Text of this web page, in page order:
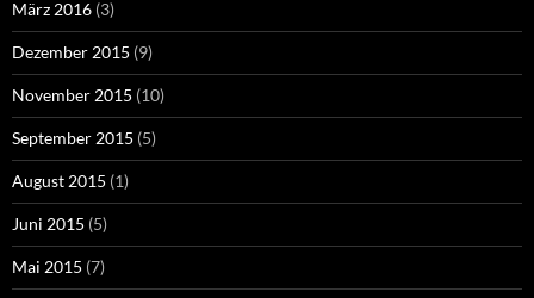
März 2016 (3)
Dezember 2015 (9)
November 2015 (10)
September 2015 (5)
August 2015 (1)
Juni 2015 (5)
Mai 2015 (7)